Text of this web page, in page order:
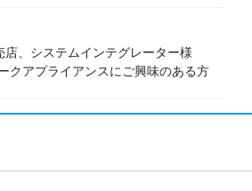
店、システムインテグレーター様
クアプライアンスにご興味のある方